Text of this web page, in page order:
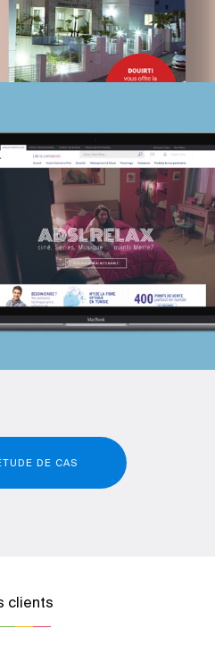
DE CAS
clients